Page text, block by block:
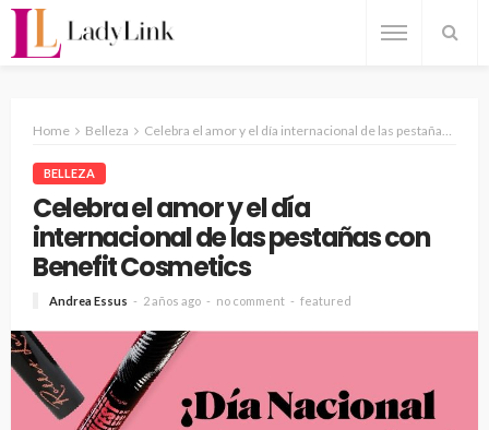
Home Belleza Celebra el amor y el día internacional de las pestañas con Benefit Cosmetics
BELLEZA
Celebra el amor y el día
internacional de las pestañas con
Benefit Cosmetics
Andrea Essus 2 años ago no comment featured